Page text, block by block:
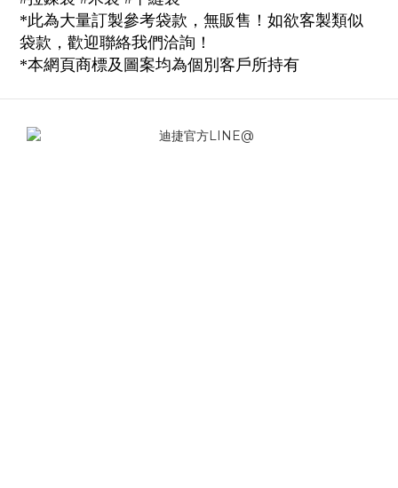
*此為大量訂製參考袋款，無販售！如欲客製類似
袋款，歡迎聯絡我們洽詢！
*本網頁商標及圖案均為個別客戶所持有